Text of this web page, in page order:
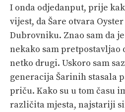
I onda odjedanput, prije
vijest, da Šare otvara
Dubrovniku. Znao sam da
nekako sam pretpostavljao
netko drugi. Uskoro sam
generacija Šarinih stasala
priču. Kako su u tom času
različita mjesta, najstariji